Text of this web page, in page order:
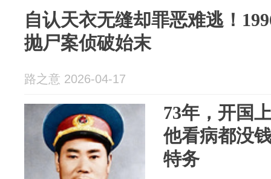
自认天衣无缝却罪恶难逃！
抛尸案侦破始末
路之意 2026-04-17
73年，开国
他看病都没
特务